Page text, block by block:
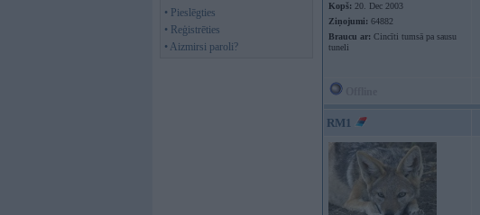
• Pieslēgties
• Reģistrēties
• Aizmirsi paroli?
Kopš: 20. Dec 2003
Ziņojumi: 64882
Braucu ar: Cincīti tumsā pa sausu
tuneli
RM1